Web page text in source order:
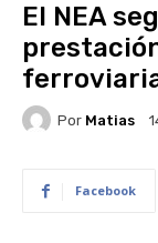
El NEA
Por Matias
Facebook